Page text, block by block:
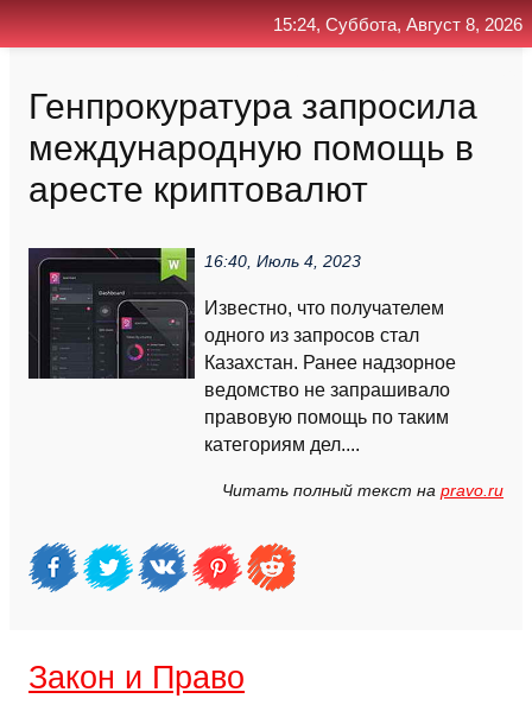
Генпрокуратура запросила
международную помощь в
аресте криптовалют
16:40, Июль 4, 2023
Известно, что получателем
одного из запросов стал
Казахстан. Ранее надзорное
ведомство не запрашивало
правовую помощь по таким
категориям дел....
Читать полный текст на pravo.ru
Закон и Право
15:24, Суббота, Август 8, 2026